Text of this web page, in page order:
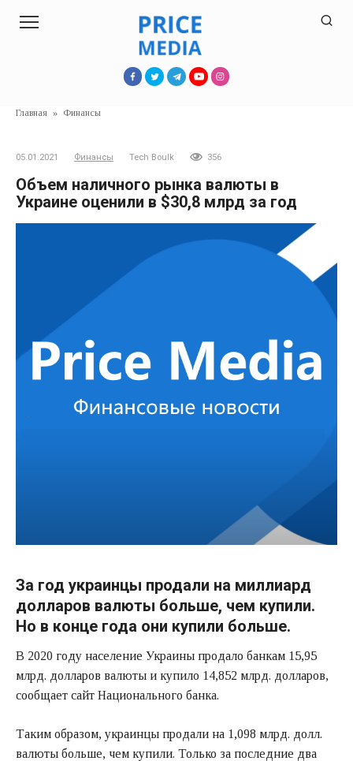
Главная » Финансы
05.01.2021 Финансы Tech Boulk 356
Объем наличного рынка валюты в
Украине оценили в $30,8 млрд за год
За год украинцы продали на миллиард
долларов валюты больше, чем купили.
Но в конце года они купили больше.
В 2020 году население Украины продало банкам 15,95
млрд. долларов валюты и купило 14,852 млрд. долларов,
сообщает сайт Национального банка.
Таким образом, украинцы продали на 1,098 млрд. долл.
валюты больше, чем купили. Только за последние два